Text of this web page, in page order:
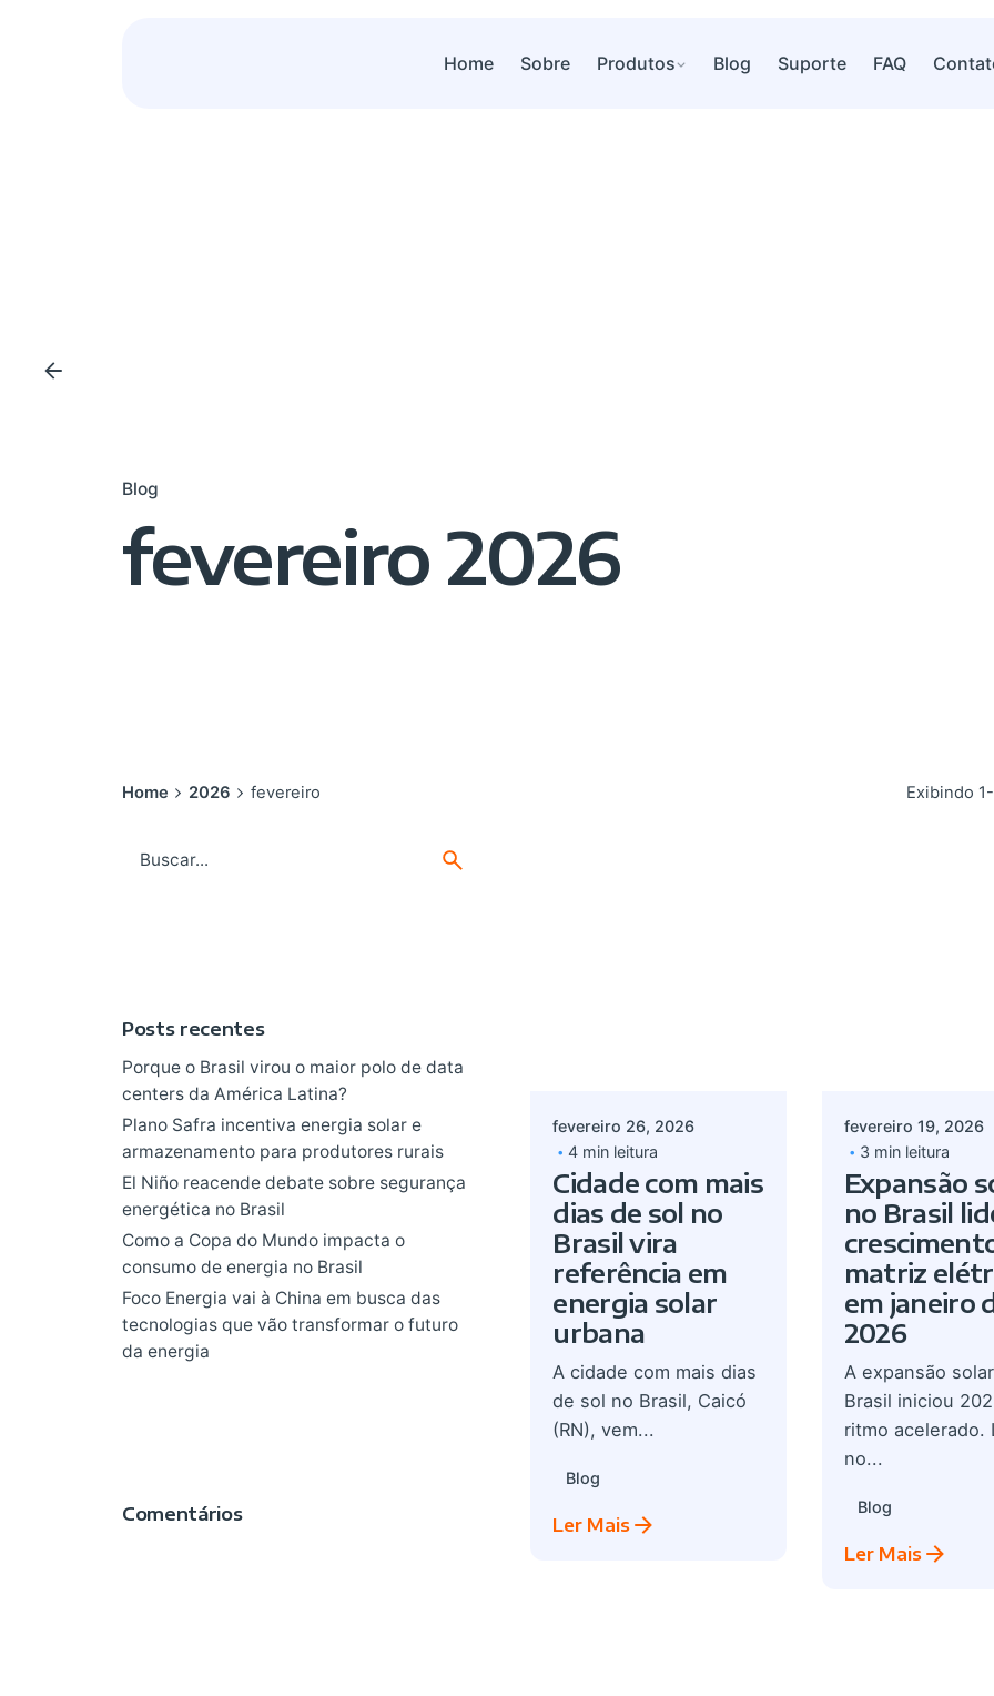
Home Sobre Produtos Blog Suporte FAQ
Blog
fevereiro 2026
Home 2026 fevereiro Exibindo
Posts recentes
Porque o Brasil virou o maior polo de data
centers da América Latina?
Plano Safra incentiva energia solar e
armazenamento para produtores rurais
El Niño reacende debate sobre segurança
energética no Brasil
Como a Copa do Mundo impacta o
consumo de energia no Brasil
Foco Energia vai à China em busca das
tecnologias que vão transformar o futuro
da energia
Comentários
fevereiro 26, 2026
4 min leitura
Cidade com mais
dias de sol no
Brasil vira
referência em
energia solar
urbana
A cidade com mais dias
de sol no Brasil, Caicó
(RN), vem...
Blog
Ler Mais
fevereiro 19, 2026
3 min leitura
Expansão
no Brasil
matriz
em janeiro
2026
A expansão
Brasil iniciou
ritmo acelerado.
no...
Blog
Ler Mais